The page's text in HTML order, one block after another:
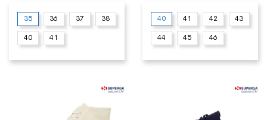
35 36 37 38
40 41
40 41 42 43
44 45 46